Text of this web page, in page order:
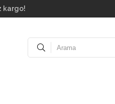
kargo!